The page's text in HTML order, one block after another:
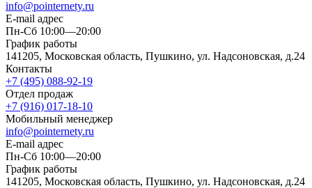
info@pointernety.ru
E-mail адрес
Пн-Сб 10:00—20:00
График работы
141205, Московская область, Пушкино, ул. Надсоновская, д.24
Контакты
+7 (495) 088-92-19
Отдел продаж
+7 (916) 017-18-10
Мобильный менеджер
info@pointernety.ru
E-mail адрес
Пн-Сб 10:00—20:00
График работы
141205, Московская область, Пушкино, ул. Надсоновская, д.24